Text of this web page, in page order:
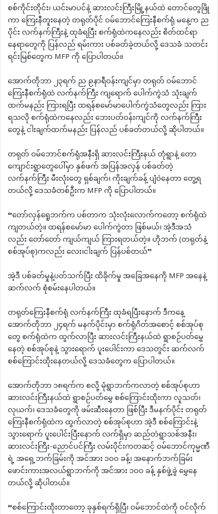
စစ်ကိုင်းတိုင်း၊ ယင်းမာပင်နဲ့ ဆားလင်းကြီးမြို့နယ်ထဲ တောင်တွေဖြို
ကာ ကြေးနီတူးနေတဲ့ တရုတ်ပိုင် ဝမ်ဘောင်ကြေးနီစက်ရုံ မနေ့က ည
ပိုင်း လက်နက်ကြီးနဲ့ ထုခံရပြီး စက်ရုံထဲကနေလည်း စိတ်ထင်ရာ
နေရာတွေကို ပြန်လည် ရမ်းကား ပစ်ခတ်ခဲ့တယ်လို့ ဒေသခံ သတင်း
ရင်းမြစ်တွေက MFP ကို ပြောပါတယ်။
အောက်တိုဘာ ၂၃ရက် ည ၉နာရီဝန်းကျင်မှာ တရုတ် ဝမ်ဘောင်
ကြေးနီစက်ရုံထဲ လက်နက်ကြီး ကျရောက် ပေါက်ကွဲသံ သုံးချက်
ထက်မနည်း ကြားရပြီး ထရန်စမော်မာပေါက်ကွဲသံတွေလည်း ကြား
ရသလို စက်ရုံထဲကနေလည်း ဘေးပတ်ဝန်းကျင်ကို လက်နက်ကြီး
တွေနဲ့ ငါးချက်ထက်မနည်း ပြန်လည် ပစ်ခတ်တယ်လို့ ဆိုပါတယ်။
တရုတ် ဝမ်ဘောင်စက်ရုံအနီးရှိ ဆားလင်းကြီးနယ် တုံရွာနဲ့ တော
ကျောင်းရွာတွေပေါ်မှာ နှစ်ဖက် အပြန်အလှန် ပစ်ခတ်တဲ့
လက်နက်ကြီး မီးလုံးတွေ ရှစ်ချက်၊ ကိုးချက်ခန့် ပျံဝဲနေတာ တွေ့ရ
တယ်လို့ ဒေသခံတစ်ဦးက MFP ကို ပြောပါတယ်။
“တော်လှန်ရေူဘက်က ပစ်တာက သုံးလုံးလောက်ကတော့ စက်ရုံထဲ
ကျတယ်တဲ့။ ထရန်စမော်မာ ပေါက်ကွဲတာ ဖြစ်မယ်၊ အဲ့ဒီအသံ
လည်း တော်တော် ကျယ်ကျယ် ကြားရတယ်တဲ့။ ဟိုဘက် (တရုတ်နဲ့
စစ်အုပ်စု)ကလည်း လေး၊ငါးချက် ပြန်ပစ်တယ်”
အဲ့ဒီ ပစ်ခတ်မှုနဲ့ပတ်သက်ပြီး ထိခိုက်မှု အခြေအနေကို MFP အနေနဲ့
ဆက်လက် စုံစမ်းနေပါတယ်။
တရုတ်ကြေးနီစက်ရုံ လက်နက်ကြီး ထုခံရပြီးနောက် ဒီကနေ့
အောက်တိုဘာ ၂၄ရက် မနက်ပိုင်းမှာ စက်ရုံဂိတ်အစောင့် စစ်အုပ်စု
တွေ စက်ရုံထဲက ထွက်လာပြီး ဆားလင်းကြီးနယ်ထဲ ရွာစဉ်ပတ်မွှေ
နေတဲ့ စစ်အုပ်စုနဲ့ သွားရောက် ပူးပေါင်းကာ ဒေသတွင်း ဆက်လက်
စစ်ကြောင်းထိုးနေတယ်လို့ ဒေသခံတွေက ပြောပါတယ်။
အောက်တိုဘာ ၁၈ရက်က စလို့ မုံရွာဘက်ကလာတဲ့ စစ်အုပ်စုဟာ
ဆားလင်းကြီးနယ်ထဲ ရွာစဉ်ပတ်မွှေ စစ်ကြောင်းထိုးကာ လူသတ်၊
လုယက်၊ ဒေသခံတွေကို ဖမ်းဆီးနေတာ ဖြစ်ပြီး ဒီမနက်ပိုင်း တရုတ်
ကြေးနီစက်ရုံထဲက ထွက်လာတဲ့ စစ်အုပ်စုဟာ အဲ့ဒီ စစ်ကြောင်းနဲ့
သွားရောက် ပူးပေါင်းပြီးနောက် လက်ရှိမှာ ဆည်တဲရွာသစ်အနီး၊
ဆားလင်းကြိိး-ညောင်ပင်ကြီး လမ်းပိုင်းကတဆင့် ဝမ်ဘောင်ကုမ္မဏီ
ရဲ့ အရှေ့ဘက်ခြမ်းကို အင်အား ၁၀၀ ခန့်၊ အနောက်ဘက်ခြမ်း
ဖောင်းကားအလယ်ရွာဘက်ကို အင်အား ၁၀၀ ခန့် နှစ်ဖွဲ့ခွဲ မွှေနေ
တယ်လို့ ဆိုပါတယ်။
“စစ်ကြောင်းထိုးတာတော့ ခုနှစ်ရက်ရှိပြီ၊ ဝမ်ဘောင်ထဲကို ဝင်လိုက်